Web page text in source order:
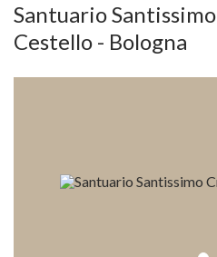
Santuario
Cestello - Bologna